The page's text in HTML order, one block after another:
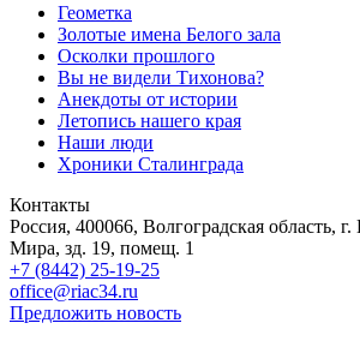
Геометка
Золотые имена Белого зала
Осколки прошлого
Вы не видели Тихонова?
Анекдоты от истории
Летопись нашего края
Наши люди
Хроники Сталинграда
Контакты
Россия, 400066, Волгоградская область, г.
Мира, зд. 19, помещ. 1
+7 (8442) 25-19-25
office@riac34.ru
Предложить новость